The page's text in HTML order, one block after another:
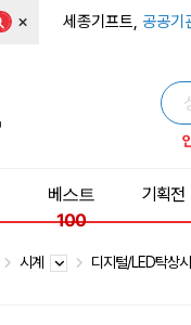
× 세종기프트, 공공기
베스트
100
기획전
시계 디지털/LED탁상